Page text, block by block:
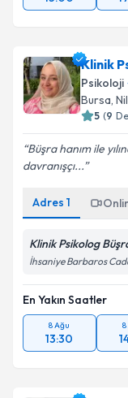
Klinik
Psikoloji
Bursa,
5 (9
Büşra hanım ile
davranışçı...
Adres 1
Klinik Psikolog
İhsaniye Barbaros
En Yakın Saatler
8 Ağu
13:30